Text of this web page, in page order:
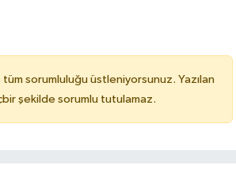
sorumluluğu üstleniyorsunuz. Yazılan
şekilde sorumlu tutulamaz.